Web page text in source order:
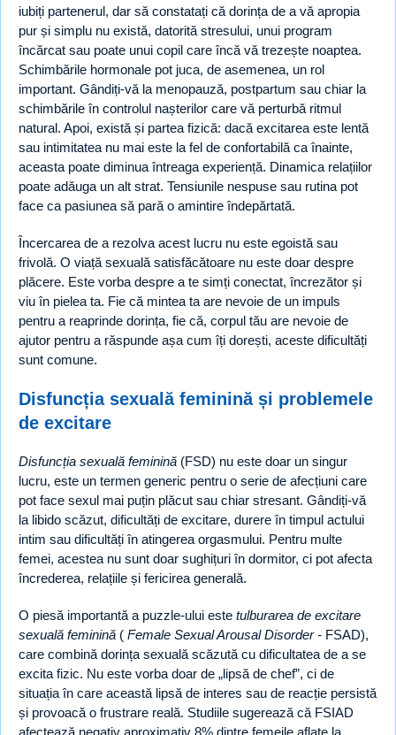
iubiți partenerul, dar să constatați că dorința de a vă apropia
pur și simplu nu există, datorită stresului, unui program
încărcat sau poate unui copil care încă vă trezește noaptea.
Schimbările hormonale pot juca, de asemenea, un rol
important. Gândiți-vă la menopauză, postpartum sau chiar la
schimbările în controlul nașterilor care vă perturbă ritmul
natural. Apoi, există și partea fizică: dacă excitarea este lentă
sau intimitatea nu mai este la fel de confortabilă ca înainte,
aceasta poate diminua întreaga experiență. Dinamica relațiilor
poate adăuga un alt strat. Tensiunile nespuse sau rutina pot
face ca pasiunea să pară o amintire îndepărtată.
Încercarea de a rezolva acest lucru nu este egoistă sau
frivolă. O viață sexuală satisfăcătoare nu este doar despre
plăcere. Este vorba despre a te simți conectat, încrezător și
viu în pielea ta. Fie că mintea ta are nevoie de un impuls
pentru a reaprinde dorința, fie că, corpul tău are nevoie de
ajutor pentru a răspunde așa cum îți dorești, aceste dificultăți
sunt comune.
Disfuncția sexuală feminină și problemele
de excitare
Disfuncția sexuală feminină (FSD) nu este doar un singur
lucru, este un termen generic pentru o serie de afecțiuni care
pot face sexul mai puțin plăcut sau chiar stresant. Gândiți-vă
la libido scăzut, dificultăți de excitare, durere în timpul actului
intim sau dificultăți în atingerea orgasmului. Pentru multe
femei, acestea nu sunt doar sughițuri în dormitor, ci pot afecta
încrederea, relațiile și fericirea generală.
O piesă importantă a puzzle-ului este tulburarea de excitare
sexuală feminină ( Female Sexual Arousal Disorder - FSAD),
care combină dorința sexuală scăzută cu dificultatea de a se
excita fizic. Nu este vorba doar de „lipsă de chef”, ci de
situația în care această lipsă de interes sau de reacție persistă
și provoacă o frustrare reală. Studiile sugerează că FSIAD